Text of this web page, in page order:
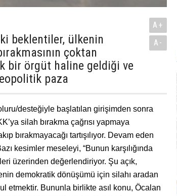
beklentiler, ülkenin
çoktan
bir örgüt haline geldiği ve
paza
A+
A-
desteğiyle başlatılan girişimden sonra
silah bırakma çağrısı yapmaya
bırakmayacağı tartışılıyor. Devam eden
kesimler meseleyi, “Bunun karşılığında
üzerinden değerlendiriyor. Şu açık,
demokratik dönüşümü için silahı aradan
etmektir. Bununla birlikte asıl konu, Öcalan